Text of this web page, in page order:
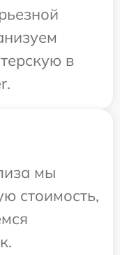
в
мы
стоимость,